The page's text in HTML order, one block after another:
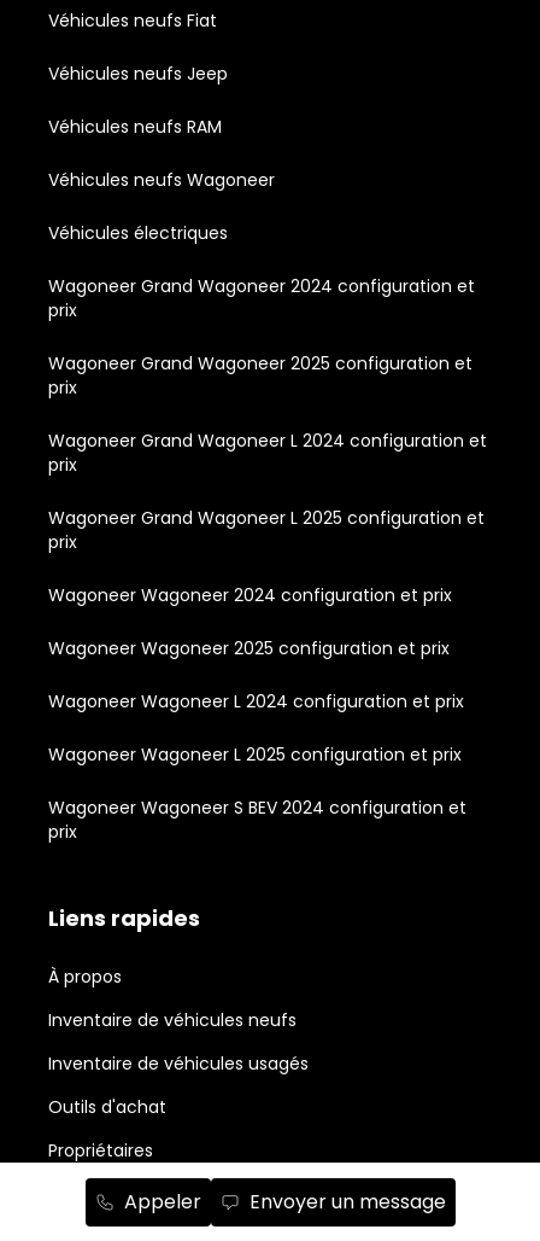
Appeler Envoyer un message
Véhicules neufs Fiat
Véhicules neufs Jeep
Véhicules neufs RAM
Véhicules neufs Wagoneer
Véhicules électriques
Wagoneer Grand Wagoneer 2024 configuration et
prix
Wagoneer Grand Wagoneer 2025 configuration et
prix
Wagoneer Grand Wagoneer L 2024 configuration et
prix
Wagoneer Grand Wagoneer L 2025 configuration et
prix
Wagoneer Wagoneer 2024 configuration et prix
Wagoneer Wagoneer 2025 configuration et prix
Wagoneer Wagoneer L 2024 configuration et prix
Wagoneer Wagoneer L 2025 configuration et prix
Wagoneer Wagoneer S BEV 2024 configuration et
prix
Liens rapides
À propos
Inventaire de véhicules neufs
Inventaire de véhicules usagés
Outils d'achat
Propriétaires
Nouvelles et actualité